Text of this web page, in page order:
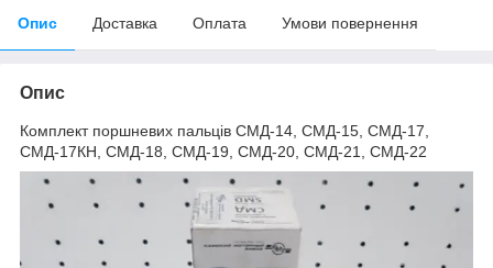
Опис Доставка Оплата Умови повернення
Опис
Комплект поршневих пальців СМД-14, СМД-15, СМД-17,
СМД-17КН, СМД-18, СМД-19, СМД-20, СМД-21, СМД-22